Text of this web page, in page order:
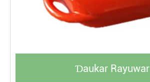
Ɗaukar Rayuwar